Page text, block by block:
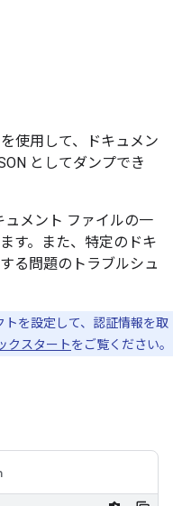
使用して、ドキュメン
としてダンプでき
ュメント ファイルの一
す。また、特定のドキ
る問題のトラブルシュ
を設定して、認証情報を取
クスタートをご覧ください。